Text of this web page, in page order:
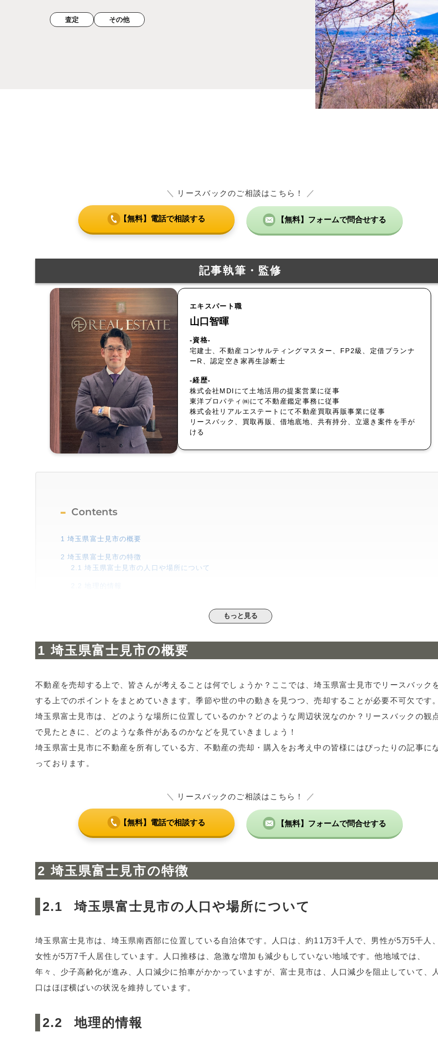
査定 その他
＼ リースバックのご相談はこちら！ ／
【無料】電話で相談する 【無料】フォームで問合せする
記事執筆・監修
エキスパート職
山口智暉
-資格-
宅建士、不動産コンサルティングマスター、FP2級、定借プランナ
ーR、認定空き家再生診断士
-経歴-
株式会社MDIにて土地活用の提案営業に従事
東洋プロパティ㈱にて不動産鑑定事務に従事
株式会社リアルエステートにて不動産買取再販事業に従事
リースバック、買取再販、借地底地、共有持分、立退き案件を手が
ける
Contents
1 埼玉県富士見市の概要
2 埼玉県富士見市の特徴
2.1 埼玉県富士見市の人口や場所について
2.5大型ショッピングセンター「ららぽーと富士見」
3埼玉県富士見市の歴史
4.1都心までの抜群のアクセス
4.2 放課後児童クラブの多さ
6 埼玉県富士見市でリースバックするなら
もっと見る
埼玉県富士見市の概要
不動産を売却する上で、皆さんが考えることは何でしょうか？ここでは、埼玉県富士見市でリースバック
する上でのポイントをまとめていきます。季節や世の中の動きを見つつ、売却することが必要不可欠です。
埼玉県富士見市は、どのような場所に位置しているのか？どのような周辺状況なのか？リースバックの観
で見たときに、どのような条件があるのかなどを見ていきましょう！
埼玉県富士見市に不動産を所有している方、不動産の売却・購入をお考え中の皆様にはぴったりの記事に
っております。
＼ リースバックのご相談はこちら！ ／
【無料】電話で相談する 【無料】フォームで問合せする
埼玉県富士見市の特徴
埼玉県富士見市の人口や場所について
埼玉県富士見市は、埼玉県南西部に位置している自治体です。人口は、約11万3千人で、男性が5万5千人、
女性が5万7千人居住しています。人口推移は、急激な増加も減少もしていない地域です。他地域では、
年々、少子高齢化が進み、人口減少に拍車がかかっていますが、富士見市は、人口減少を阻止していて、
口はほぼ横ばいの状況を維持しています。
地理的情報